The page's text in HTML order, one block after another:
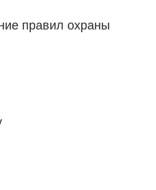
правил охраны